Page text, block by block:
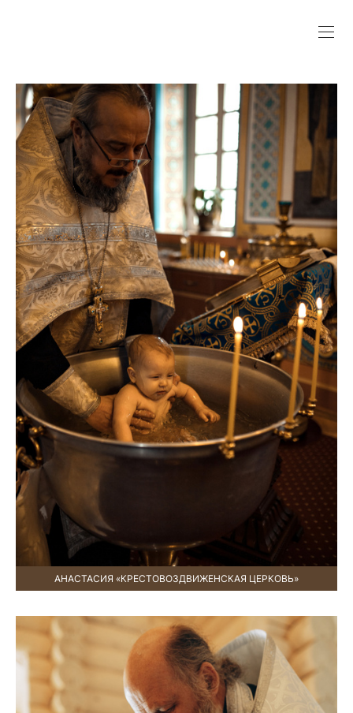
АНАСТАСИЯ «КРЕСТОВОЗДВИЖЕНСКАЯ ЦЕРКОВЬ»